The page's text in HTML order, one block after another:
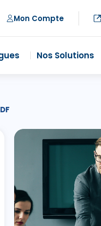
Mon Compte
Nos Solutions